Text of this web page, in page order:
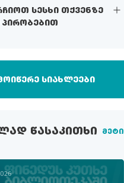
სესხი თქვენზე
სიახლეები
ᲬᲐᲡᲐᲙᲘᲗᲮᲘ მეტი